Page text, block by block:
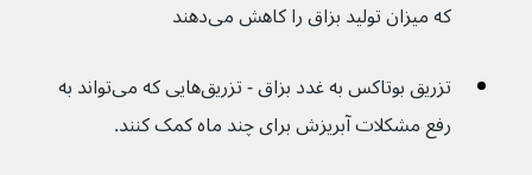
که میزان تولید بزاق را کاهش می‌دهند
تزریق بوتاکس به غدد بزاق - تزریق‌هایی که می‌تواند به
رفع مشکلات آبریزش برای چند ماه کمک کنند.